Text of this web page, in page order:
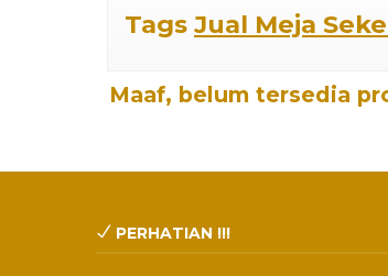
Tags Jual Meja
Maaf, belum tersedia
PERHATIAN !!!